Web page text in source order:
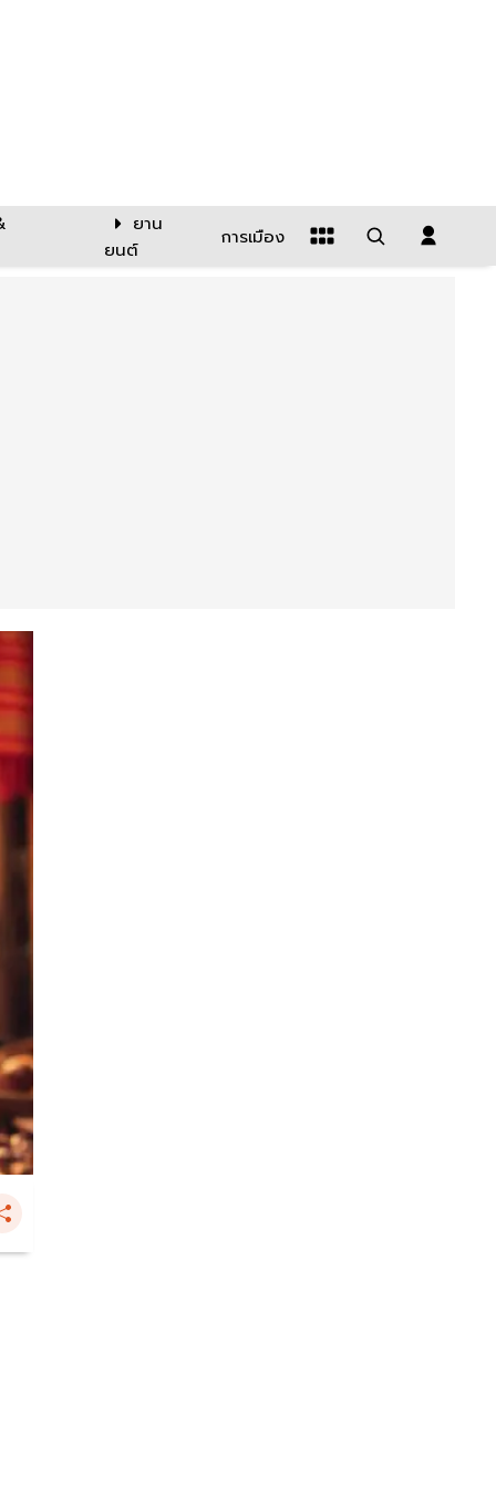
ยาน
ยนต์
การเมือง